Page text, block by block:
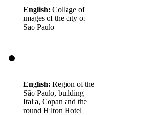
English: Collage of
images of the city of
Sao Paulo
English: Region of the
São Paulo, building
Italia, Copan and the
round Hilton Hotel